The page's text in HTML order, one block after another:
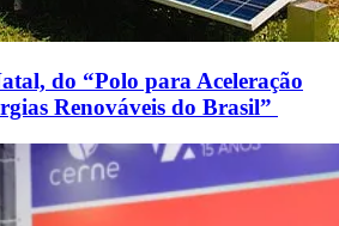
do “Polo para Aceleração
Renováveis do Brasil”